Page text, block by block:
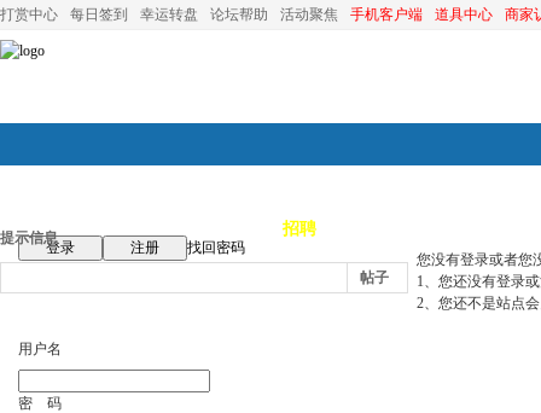
打赏中心 每日签到 幸运转盘 论坛帮助 活动聚焦 手机客户端 道具中心 商家
论坛首页 招聘
登录 注册
找回密码
帖子
提示信息
您没有登录或者您
1、您还没有登录
2、您还不是站点
用户名
密 码